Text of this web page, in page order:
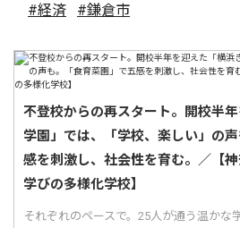
#経済 #鎌倉市
不登校からの再スタート。開校半
学園」では、「学校、楽しい」の
感を刺激し、社会性を育む。／【
学びの多様化学校】
それぞれのペースで。25人が通う温かな